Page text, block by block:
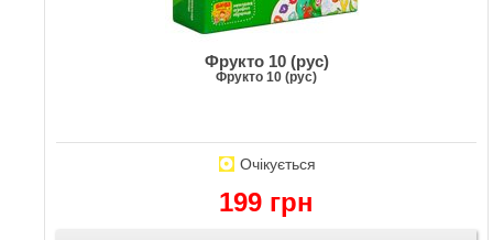
Фрукто 10 (рус)
Фрукто 10 (рус)
Очікується
199 грн